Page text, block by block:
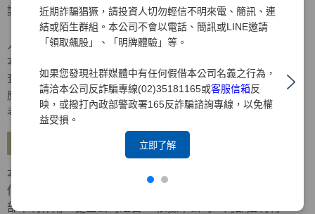
近期詐騙猖獗，請投資人切勿輕信不明來電、簡訊、連
結或陌生群組。本公司不會以電話、簡訊或LINE邀請
「領取飆股」、「明牌體驗」等。
如果您發現社群媒體中有任何假借本公司名義之行為，
請洽本公司反詐騙專線(02)35181165或客服信箱反
映，或撥打內政部警政署165反詐騙諮詢專線，以免權
益受損。
立即了解
議。
． 對各單位發生重大違法、缺失或弊端之檢查意見及對失職
人員之懲處建議。
本公司稽核部對於金融檢查機關、會計師、金控公司及自行
查核所提列檢查意見或查核缺失及內部控制制度聲明書所列
應加強事項改善措施，應持續追蹤覆查，列為對各部門績效
考核之重要項目。
本公司已訂定「內部控制制度自行評估辦法」，建立自行評
估制度，明訂自行評估內容、作業程序及方式等，以發揮內
部牽制作用，健全公司經營。 依據本公司「內部控制制